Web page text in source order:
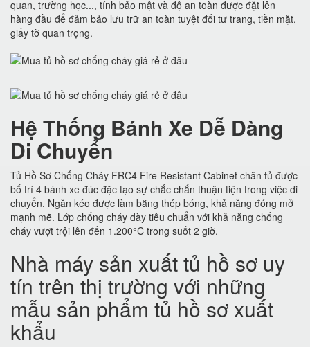
quan, trường học..., tính bảo mật và độ an toàn được đặt lên
hàng đầu để đảm bảo lưu trữ an toàn tuyệt đối tư trang, tiền mặt,
giấy tờ quan trọng.
Hệ Thống Bánh Xe Dễ Dàng
Di Chuyển
Tủ Hồ Sơ Chống Cháy FRC4 Fire Resistant Cabinet chân tủ được
bố trí 4 bánh xe đúc đặc tạo sự chắc chắn thuận tiện trong việc di
chuyển. Ngăn kéo được làm bằng thép bóng, khả năng đóng mở
mạnh mẽ. Lớp chống cháy dày tiêu chuẩn với khả năng chống
cháy vượt trội lên đến 1.200°C trong suốt 2 giờ.
Nhà máy sản xuất tủ hồ sơ uy
tín trên thị trường với những
mẫu sản phẩm tủ hồ sơ xuất
khẩu